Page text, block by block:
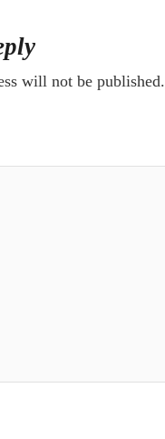
will not be published.